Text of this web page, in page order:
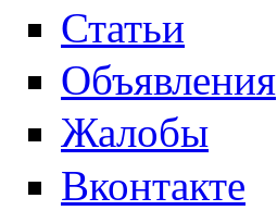
Статьи
Объявления
Жалобы
Вконтакте